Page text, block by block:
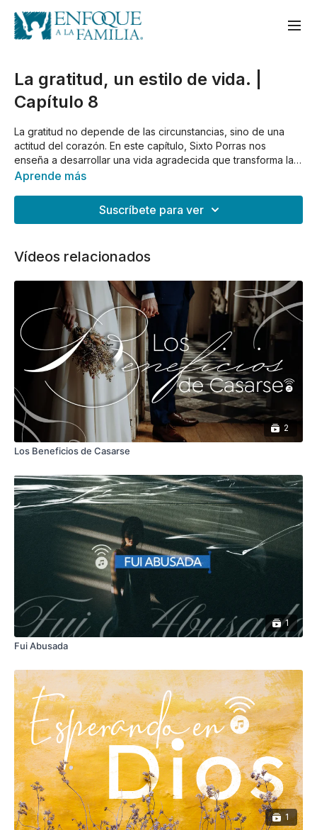
La gratitud, un estilo de vida. |
Capítulo 8
La gratitud no depende de las circunstancias, sino de una
actitud del corazón. En este capítulo, Sixto Porras nos
enseña a desarrollar una vida agradecida que transforma la
perspectiva, fortalece el alma y honra a Dios.
Aprende más
Suscríbete para ver
Vídeos relacionados
2
Los Beneficios de Casarse
1
Fui Abusada
1